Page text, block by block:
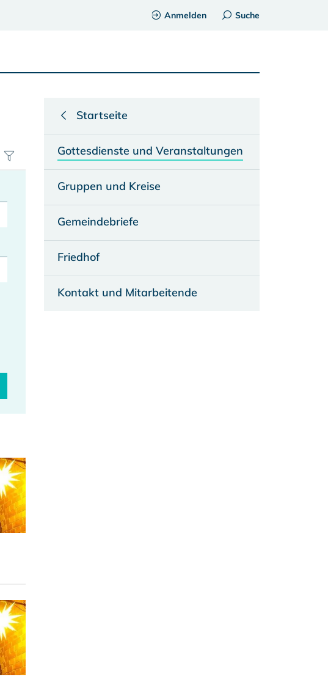
Anmelden Suche
Startseite
Gottesdienste und Veranstaltungen
Gruppen und Kreise
Gemeindebriefe
Friedhof
Kontakt und Mitarbeitende